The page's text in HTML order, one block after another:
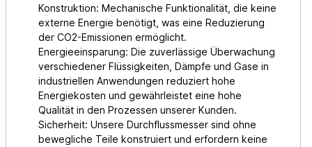
Konstruktion: Mechanische Funktionalität, die keine
externe Energie benötigt, was eine Reduzierung
der CO2-Emissionen ermöglicht.
Energieeinsparung: Die zuverlässige Überwachung
verschiedener Flüssigkeiten, Dämpfe und Gase in
industriellen Anwendungen reduziert hohe
Energiekosten und gewährleistet eine hohe
Qualität in den Prozessen unserer Kunden.
Sicherheit: Unsere Durchflussmesser sind ohne
bewegliche Teile konstruiert und erfordern keine